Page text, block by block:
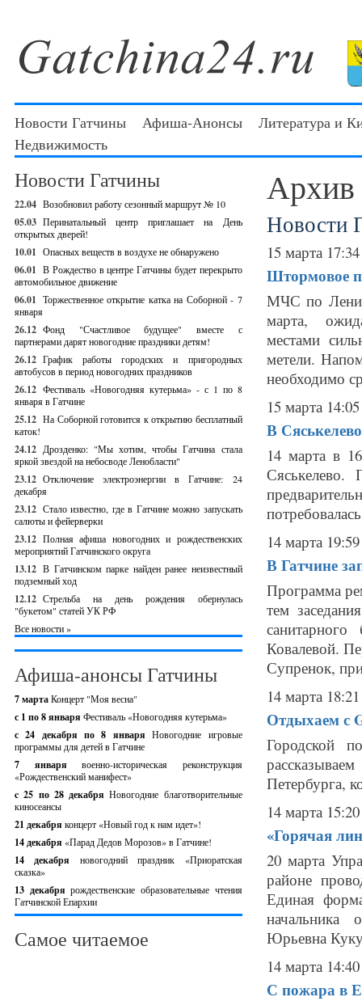
Новости Гатчины Афиша-Анонсы
Литература и
Недвижимость
Новости Гатчины
22.04 Возобновил работу сезонный маршрут № 10
05.03 Перинатальный центр приглашает на День
открытых дверей!
10.01 Опасных веществ в воздухе не обнаружено
06.01 В Рождество в центре Гатчины будет перекрыто
автомобильное движение
06.01 Торжественное открытие катка на Соборной - 7
января
26.12 Фонд "Счастливое будущее" вместе с
партнерами дарят новогодние праздники детям!
26.12 График работы городских и пригородных
автобусов в период новогодних праздников
26.12 Фестиваль «Новогодняя кутерьма» - с 1 по 8
января в Гатчине
25.12 На Соборной готовится к открытию бесплатный
каток!
24.12 Дрозденко: "Мы хотим, чтобы Гатчина стала
яркой звездой на небосводе Ленобласти"
23.12 Отключение электроэнергии в Гатчине: 24
декабря
23.12 Стало известно, где в Гатчине можно запускать
салюты и фейерверки
23.12 Полная афиша новогодних и рождественских
мероприятий Гатчинского округа
13.12 В Гатчинском парке найден ранее неизвестный
подземный ход
12.12 Стрельба на день рождения обернулась
"букетом" статей УК РФ
Все новости »
Афиша-анонсы Гатчины
7 мартаКонцерт "Моя весна"
с 1 по 8 января Фестиваль «Новогодняя кутерьма»
с 24 декабря по 8 январяНовогодние игровые
программы для детей в Гатчине
7 январявоенно-историческая реконструкция
«Рождественский манифест»
c 25 по 28 декабряНовогодние благотворительные
киносеансы
21 декабря концерт «Новый год к нам идет»!
14 декабря «Парад Дедов Морозов» в Гатчине!
14 декабря новогодний праздник «Приоратская
сказка»
13 декабрярождественские образовательные чтения
Гатчинской Епархии
Самое читаемое
Архив
Новости
15 марта 17:34
Штормовое
МЧС по
марта,
местами
метели.
необходимо
15 марта 14:05
В
14 марта в
Сяськелево.
14 марта 19:59
В Гатчине
Программа
тем
Ковалевой.
Супренок,
14 марта 18:21
Отдыхаем с
Городской
Петербурга,
14 марта 15:20
«Горячая
20 марта
районе
Единая
начальника
Юрьевна
14 марта 14:40
С пожара в